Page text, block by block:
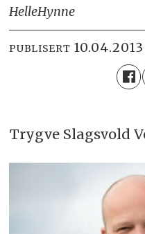
HelleHynne
PUBLISERT
Trygve Slagsvold